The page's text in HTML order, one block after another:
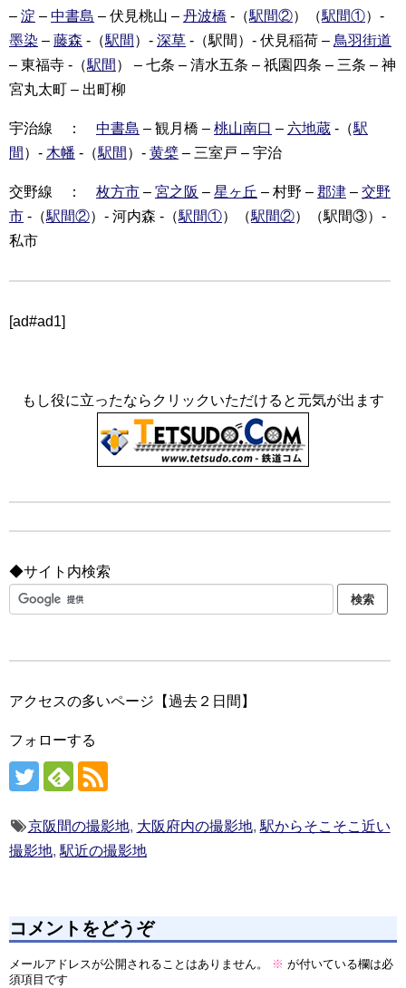
– 淀 – 中書島 – 伏見桃山 – 丹波橋 -（駅間②）（駅間①）-
墨染 – 藤森 -（駅間 ）- 深草 -（駅間）- 伏見稲荷 – 鳥羽街道
– 東福寺 -（駅間 ） – 七条 – 清水五条 – 祇園四条 – 三条 – 神
宮丸太町 – 出町柳
宇治線 ： 中書島 – 観月橋 – 桃山南口 – 六地蔵 -（駅
間 ）- 木幡 -（駅間 ）- 黄檗 – 三室戸 – 宇治
交野線 ： 枚方市 – 宮之阪 – 星ヶ丘 – 村野 – 郡津 – 交野
市 -（駅間②）- 河内森 -（駅間①）（駅間②）（駅間③）-
私市
[ad#ad1]
もし役に立ったならクリックいただけると元気が出ます
◆サイト内検索
アクセスの多いページ【過去２日間】
フォローする
京阪間の撮影地, 大阪府内の撮影地, 駅からそこそこ近い
撮影地, 駅近の撮影地
コメントをどうぞ
メールアドレスが公開されることはありません。 ※ が付いている欄は必
須項目です